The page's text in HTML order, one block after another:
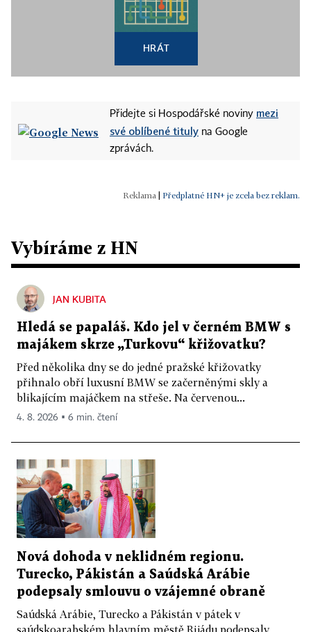
HRÁT
Přidejte si Hospodářské noviny mezi
své oblíbené tituly na Google
zprávách.
Předplatné HN+ je zcela bez reklam.
Vybíráme z HN
JAN KUBITA
Hledá se papaláš. Kdo jel v černém BMW s
majákem skrze „Turkovu“ křižovatku?
Před několika dny se do jedné pražské křižovatky
přihnalo obří luxusní BMW se začerněnými skly a
blikajícím majáčkem na střeše. Na červenou...
4. 8. 2026 ▪ 6 min. čtení
Nová dohoda v neklidném regionu.
Turecko, Pákistán a Saúdská Arábie
podepsaly smlouvu o vzájemné obraně
Saúdská Arábie, Turecko a Pákistán v pátek v
saúdskoarabském hlavním městě Rijádu podepsaly